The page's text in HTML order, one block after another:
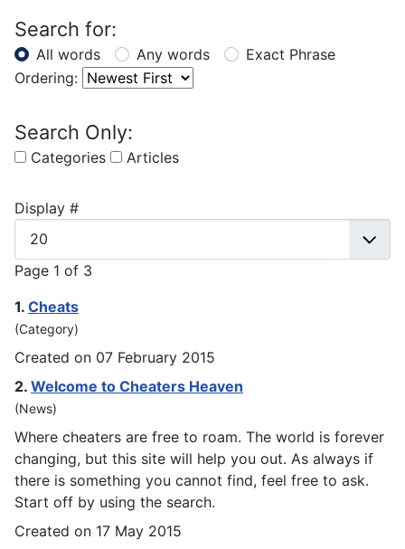
Search for:
All words Any words
Exact Phrase
Ordering:
Search Only:
Categories Articles
Display #
Page 1 of 3
1. Cheats
(Category)
Created on 07 February 2015
2. Welcome to Cheaters Heaven
(News)
Where cheaters are free to roam. The world is forever
changing, but this site will help you out. As always if
there is something you cannot find, feel free to ask.
Start off by using the search.
Created on 17 May 2015